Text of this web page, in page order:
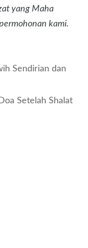
yang Maha
kami.
Sendirian dan
Setelah Shalat